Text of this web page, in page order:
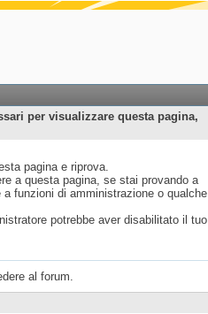
per visualizzare questa pagina,
pagina e riprova.
a questa pagina, se stai provando a
funzioni di amministrazione o qualche
potrebbe aver disabilitato il tuo
al forum.